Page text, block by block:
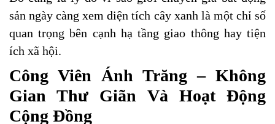
sản ngày càng xem diện tích cây xanh là một chỉ số
quan trọng bên cạnh hạ tầng giao thông hay tiện
ích xã hội.
Công Viên Ánh Trăng – Không
Gian Thư Giãn Và Hoạt Động
Cộng Đồng